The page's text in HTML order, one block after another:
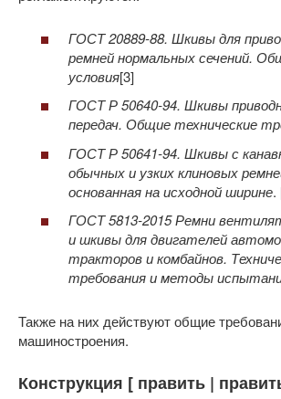
ГОСТ 20889-88. Шкивы для
ремней нормальных сечений.
условия[3]
ГОСТ Р 50640-94. Шкивы
передач. Общие технические
ГОСТ Р 50641-94. Шкивы с
обычных и узких клиновых
основанная на исходной ширине.
ГОСТ 5813-2015 Ремни
и шкивы для двигателей
тракторов и комбайнов.
требования и методы
Также на них действуют общие
машиностроения.
Конструкция [ править |